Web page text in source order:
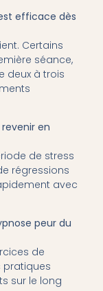
efficace dès
Certains
séance,
deux à trois
en
de stress
régressions
avec
peur du
de
pratiques
sur le long